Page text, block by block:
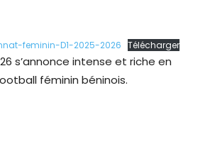
feminin-D1-2025-2026 Télécharger
s’annonce intense et riche en
féminin béninois.